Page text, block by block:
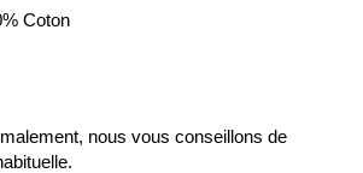
Coton
nous vous conseillons de